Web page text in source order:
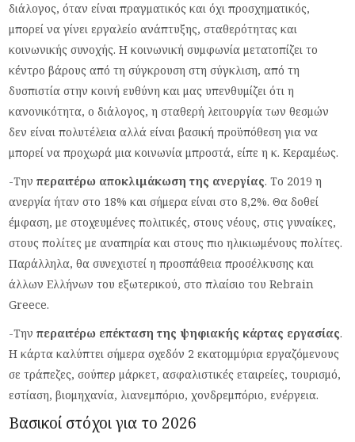
διάλογος, όταν είναι πραγματικός και όχι προσχηματικός,
μπορεί να γίνει εργαλείο ανάπτυξης, σταθερότητας και
κοινωνικής συνοχής. Η κοινωνική συμφωνία μετατοπίζει το
κέντρο βάρους από τη σύγκρουση στη σύγκλιση, από τη
δυσπιστία στην κοινή ευθύνη και μας υπενθυμίζει ότι η
κανονικότητα, ο διάλογος, η σταθερή λειτουργία των θεσμών
δεν είναι πολυτέλεια αλλά είναι βασική προϋπόθεση για να
μπορεί να προχωρά μια κοινωνία μπροστά, είπε η κ. Κεραμέως.
-Την περαιτέρω αποκλιμάκωση της ανεργίας. Το 2019 η
ανεργία ήταν στο 18% και σήμερα είναι στο 8,2%. Θα δοθεί
έμφαση, με στοχευμένες πολιτικές, στους νέους, στις γυναίκες,
στους πολίτες με αναπηρία και στους πιο ηλικιωμένους πολίτες.
Παράλληλα, θα συνεχιστεί η προσπάθεια προσέλκυσης και
άλλων Ελλήνων του εξωτερικού, στο πλαίσιο του Rebrain
Greece.
-Τηνπεραιτέρω επέκταση της ψηφιακής κάρτας εργασίας.
Η κάρτα καλύπτει σήμερα σχεδόν 2 εκατομμύρια εργαζόμενους
σε τράπεζες, σούπερ μάρκετ, ασφαλιστικές εταιρείες, τουρισμό,
εστίαση, βιομηχανία, λιανεμπόριο, χονδρεμπόριο, ενέργεια.
Βασικοί στόχοι για το 2026